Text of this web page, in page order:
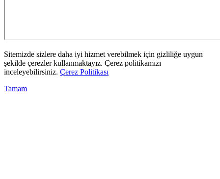
Sitemizde sizlere daha iyi hizmet verebilmek için gizliliğe uygun
şekilde çerezler kullanmaktayız. Çerez politikamızı
inceleyebilirsiniz. Çerez Politikası
Tamam